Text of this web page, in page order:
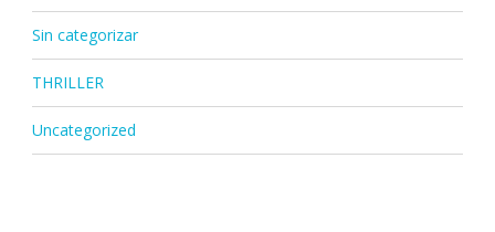
Sin categorizar
THRILLER
Uncategorized